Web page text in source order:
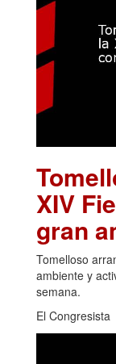
XIV
gran
Tomelloso
ambiente y
semana.
El Congresista